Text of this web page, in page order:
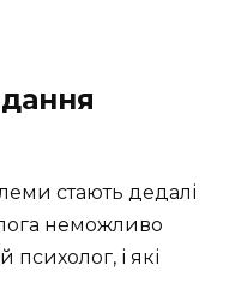
стають дедалі
неможливо
психолог, і які